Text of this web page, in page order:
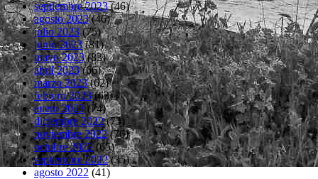
septiembre 2023(46)
agosto 2023(46)
julio 2023(75)
junio 2023(81)
mayo 2023(83)
abril 2023(66)
marzo 2023(62)
febrero 2023(63)
enero 2023 (74)
diciembre 2022(73)
noviembre 2022(76)
octubre 2022(65)
septiembre 2022(35)
agosto 2022 (41)